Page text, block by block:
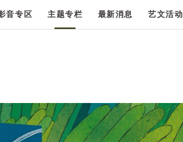
音专区 主题专栏 最新消息 艺文活动